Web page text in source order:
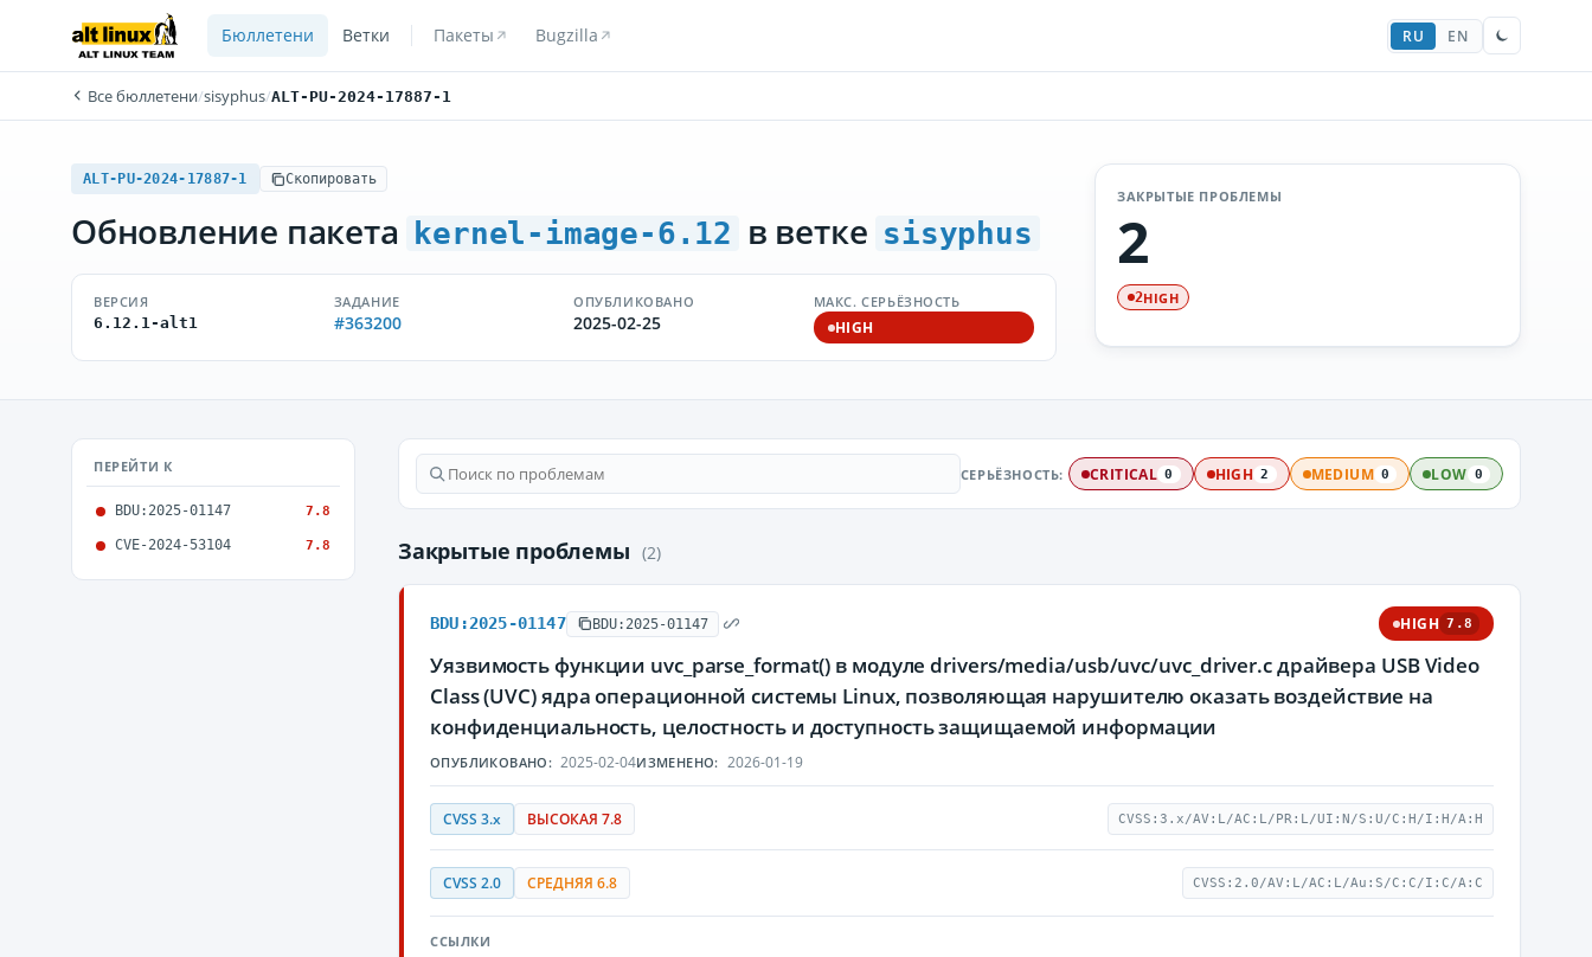
Бюллетени Ветки Пакеты Bugzilla RU EN
Все бюллетени/sisyphus/ALT-PU-2024-17887-1
ALT-PU-2024-17887-1 Скопировать
Обновление пакета kernel-image-6.12 в ветке sisyphus
ВЕРСИЯ
6.12.1-alt1
ЗАДАНИЕ
#363200
ОПУБЛИКОВАНО
2025-02-25
МАКС. СЕРЬЁЗНОСТЬ
HIGH
ЗАКРЫТЫЕ ПРОБЛЕМЫ
2
2HIGH
ПЕРЕЙТИ К
BDU:2025-01147 7.8
CVE-2024-53104 7.8
СЕРЬЁЗНОСТЬ: CRITICAL 0 HIGH 2 MEDIUM 0 LOW 0
Закрытые проблемы (2)
BDU:2025-01147 BDU:2025-01147 HIGH 7.8
Уязвимость функции uvc_parse_format() в модуле drivers/media/usb/uvc/uvc_driver.c драйвера USB Video
Class (UVC) ядра операционной системы Linux, позволяющая нарушителю оказать воздействие на
конфиденциальность, целостность и доступность защищаемой информации
ОПУБЛИКОВАНО: 2025-02-04ИЗМЕНЕНО: 2026-01-19
CVSS 3.x ВЫСОКАЯ 7.8 CVSS:3.x/AV:L/AC:L/PR:L/UI:N/S:U/C:H/I:H/A:H
CVSS 2.0 СРЕДНЯЯ 6.8 CVSS:2.0/AV:L/AC:L/Au:S/C:C/I:C/A:C
ССЫЛКИ